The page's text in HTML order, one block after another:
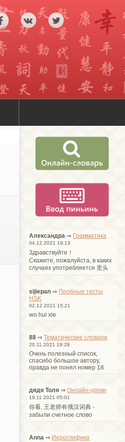
Александра ⇒ Грамматика
04.12.2021 19:13
Здравствуйте！
Cкажите, пожалуйста, в каких
случаях употребляется 里头
sijiepan ⇒ Пробные тесты
HSK
02.12.2021 15:21
wo hui xie
88 ⇒Тематические словари
20.11.2021 19:28
Очень полезный список,
спасибо большое автору,
правда не понял номер 18
дядя Толя ⇒Онлайн-уроки
19.11.2021 05:01
你看, 王老师有俄汉词典 -
забыли счетное слово
Anna ⇒ Иероглифика